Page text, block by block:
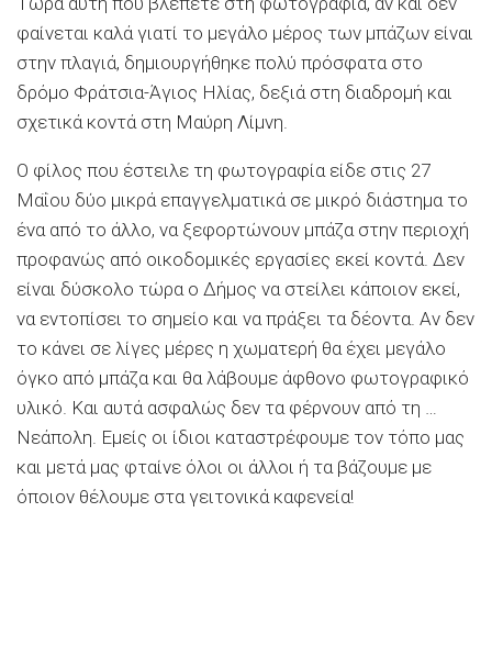
φαίνεται καλά γιατί το μεγάλο μέρος των μπάζων είναι
στην πλαγιά, δημιουργήθηκε πολύ πρόσφατα στο
δρόμο Φράτσια-Άγιος Ηλίας, δεξιά στη διαδρομή και
σχετικά κοντά στη Μαύρη Λίμνη.
Ο φίλος που έστειλε τη φωτογραφία είδε στις 27
Μαΐου δύο μικρά επαγγελματικά σε μικρό διάστημα το
ένα από το άλλο, να ξεφορτώνουν μπάζα στην περιοχή
προφανώς από οικοδομικές εργασίες εκεί κοντά. Δεν
είναι δύσκολο τώρα ο Δήμος να στείλει κάποιον εκεί,
να εντοπίσει το σημείο και να πράξει τα δέοντα. Αν δεν
το κάνει σε λίγες μέρες η χωματερή θα έχει μεγάλο
όγκο από μπάζα και θα λάβουμε άφθονο φωτογραφικό
υλικό. Και αυτά ασφαλώς δεν τα φέρνουν από τη …
Νεάπολη. Εμείς οι ίδιοι καταστρέφουμε τον τόπο μας
και μετά μας φταίνε όλοι οι άλλοι ή τα βάζουμε με
όποιον θέλουμε στα γειτονικά καφενεία!